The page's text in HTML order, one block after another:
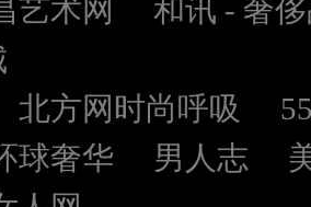
艺术网
和讯 - 奢
北方网时尚呼吸
球奢华 男人志